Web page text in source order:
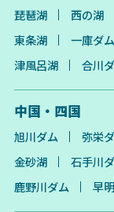
琵琶湖 西の湖
東条湖
一庫ダ
津風呂湖
合川
中国・四国
旭川ダム 弥栄
金砂湖
石手川
鹿野川ダム
早